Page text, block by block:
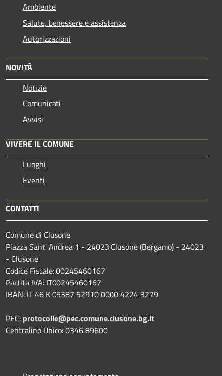
Ambiente
Salute, benessere e assistenza
Autorizzazioni
NOVITÀ
Notizie
Comunicati
Avvisi
VIVERE IL COMUNE
Luoghi
Eventi
CONTATTI
Comune di Clusone
Piazza Sant' Andrea 1 - 24023 Clusone (Bergamo) - 24023
- Clusone
Codice Fiscale: 00245460167
Partita IVA: IT00245460167
IBAN: IT 46 K 05387 52910 0000 4224 3279
PEC: protocollo@pec.comune.clusone.bg.it
Centralino Unico: 0346 89600